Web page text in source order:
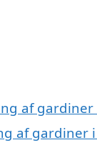
af
af gardiner i